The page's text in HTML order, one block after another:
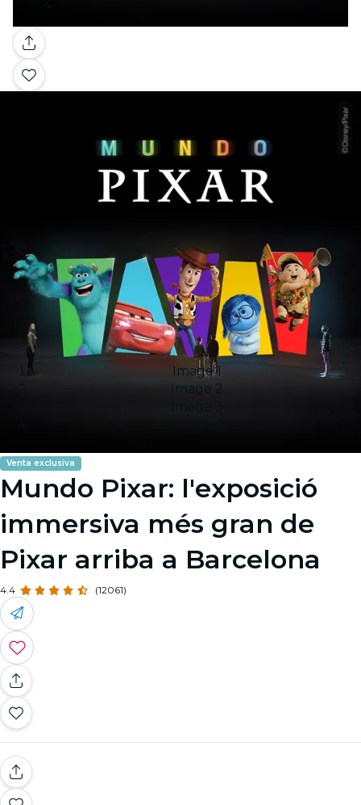
Gallery
Image 1
Image 2
Venta exclusiva
Mundo Pixar: l'exposició
immersiva més gran de
Pixar arriba a Barcelona
4.4 (12061)